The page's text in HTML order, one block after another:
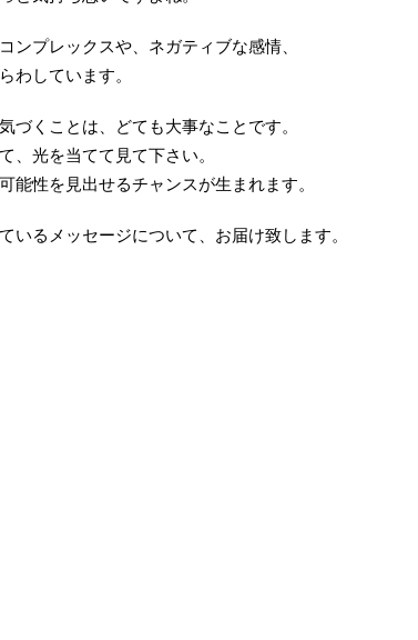
ンプレックスや、ネガティブな感情、
わしています。
づくことは、どても大事なことです。
、光を当てて見て下さい。
能性を見出せるチャンスが生まれます。
いるメッセージについて、お届け致します。